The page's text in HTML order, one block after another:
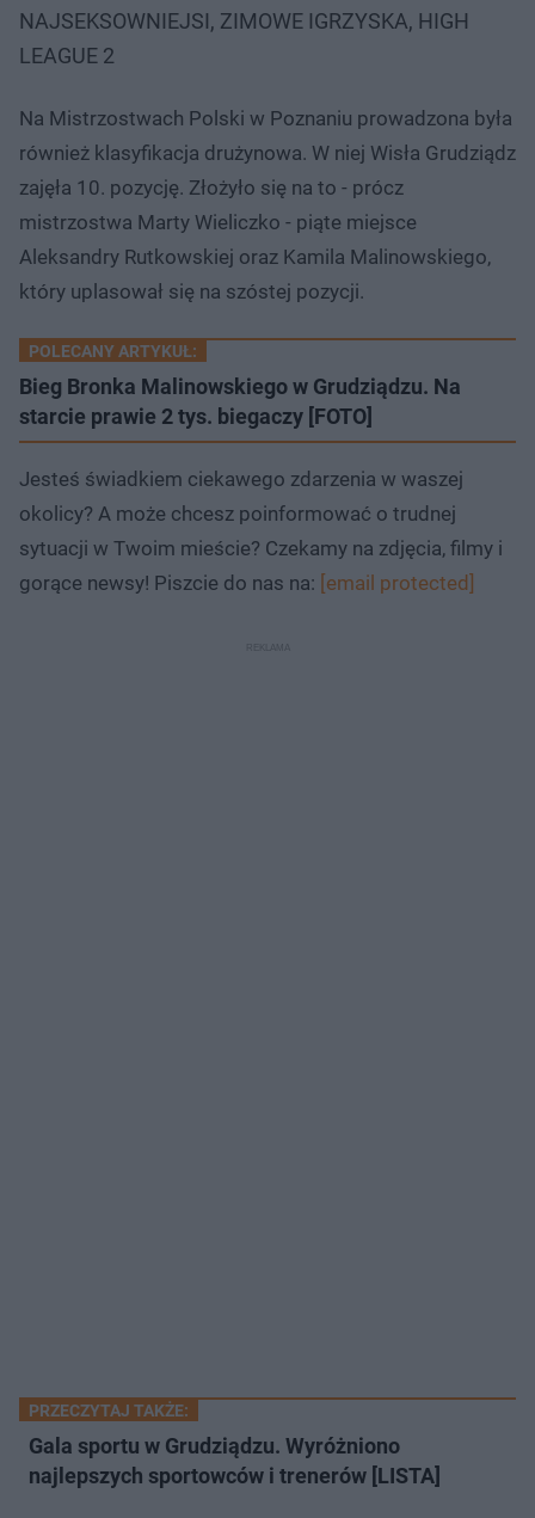
NAJSEKSOWNIEJSI, ZIMOWE IGRZYSKA, HIGH
LEAGUE 2
Na Mistrzostwach Polski w Poznaniu prowadzona była
również klasyfikacja drużynowa. W niej Wisła Grudziądz
zajęła 10. pozycję. Złożyło się na to - prócz
mistrzostwa Marty Wieliczko - piąte miejsce
Aleksandry Rutkowskiej oraz Kamila Malinowskiego,
który uplasował się na szóstej pozycji.
POLECANY ARTYKUŁ:
Bieg Bronka Malinowskiego w Grudziądzu. Na
starcie prawie 2 tys. biegaczy [FOTO]
Jesteś świadkiem ciekawego zdarzenia w waszej
okolicy? A może chcesz poinformować o trudnej
sytuacji w Twoim mieście? Czekamy na zdjęcia, filmy i
gorące newsy! Piszcie do nas na: [email protected]
PRZECZYTAJ TAKŻE:
Gala sportu w Grudziądzu. Wyróżniono
najlepszych sportowców i trenerów [LISTA]